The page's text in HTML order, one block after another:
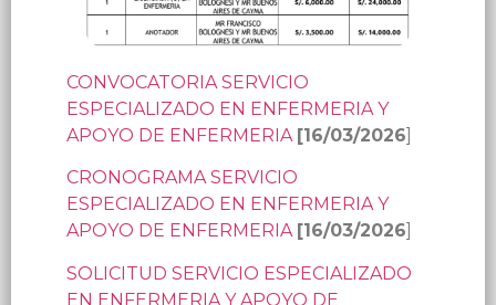
CONVOCATORIA SERVICIO
ESPECIALIZADO EN ENFERMERIA Y
APOYO DE ENFERMERIA [16/03/2026]
CRONOGRAMA SERVICIO
ESPECIALIZADO EN ENFERMERIA Y
APOYO DE ENFERMERIA [16/03/2026
SOLICITUD SERVICIO ESPECIALIZADO
EN ENFERMERIA Y APOYO DE